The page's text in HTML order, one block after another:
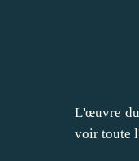
L'œuvre
voir toute